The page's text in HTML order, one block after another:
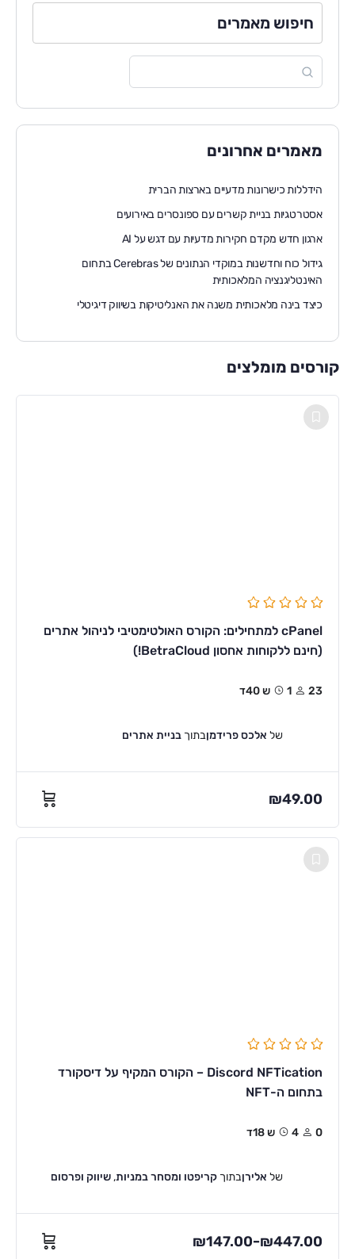
חיפוש מאמרים
מאמרים אחרונים
הידללות כישרונות מדעיים בארצות הברית
אסטרטגיות בניית קשרים עם ספונסרים באירועים
ארגון חדש מקדם חקירות מדעיות עם דגש על AI
גידול כוח וחדשנות במוקדי הנתונים של Cerebras בתחום
האינטליגנציה המלאכותית
כיצד בינה מלאכותית משנה את האנליטיקות בשיווק דיגיטלי
קורסים מומלצים
cPanel למתחילים: הקורס האולטימטיבי לניהול אתרים
(חינם ללקוחות אחסון BetraCloud!)
23 1ש 40ד
של אלכס פרידמןבתוך בניית אתרים
₪49.00
Discord NFTication – הקורס המקיף על דיסקורד
בתחום ה-NFT
0 4ש 18ד
של אלירןבתוך קריפטו ומסחר במניות, שיווק ופרסום
₪147.00–₪447.00